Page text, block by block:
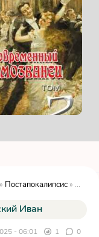
» Постапокалипсис » Поворот судьбы (СИ) - Чернявский Иван
Иван
- 06:01 1 0